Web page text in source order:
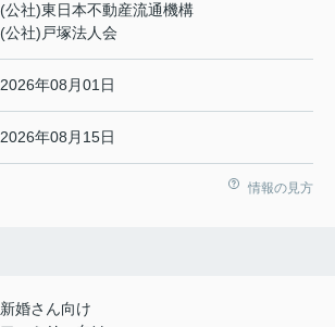
(公社)東日本不動産流通機構
(公社)戸塚法人会
2026年08月01日
2026年08月15日
情報の見方
新婚さん向け